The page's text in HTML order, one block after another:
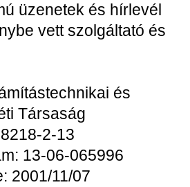
üzenetek és hírlevél
vett szolgáltató és
és
Társaság
2-13
13-06-065996
2001/11/07